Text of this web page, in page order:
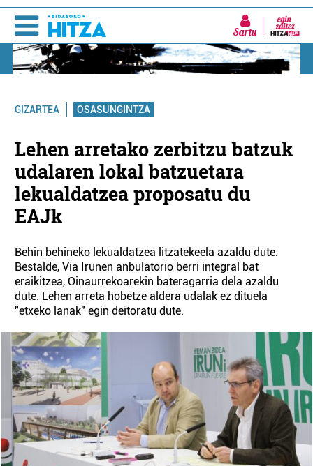
Sartu
GIZARTEA OSASUNGINTZA
Lehen arretako zerbitzu batzuk
udalaren lokal batzuetara
lekualdatzea proposatu du
EAJk
Behin behineko lekualdatzea litzatekeela azaldu dute.
Bestalde, Via Irunen anbulatorio berri integral bat
eraikitzea, Oinaurrekoarekin bateragarria dela azaldu
dute. Lehen arreta hobetze aldera udalak ez dituela
"etxeko lanak" egin deitoratu dute.